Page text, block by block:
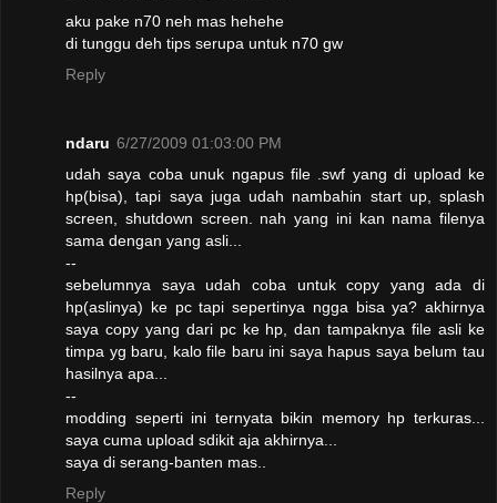
aku pake n70 neh mas hehehe
di tunggu deh tips serupa untuk n70 gw
Reply
ndaru 6/27/2009 01:03:00 PM
udah saya coba unuk ngapus file .swf yang di upload ke
hp(bisa), tapi saya juga udah nambahin start up, splash
screen, shutdown screen. nah yang ini kan nama filenya
sama dengan yang asli...
--
sebelumnya saya udah coba untuk copy yang ada di
hp(aslinya) ke pc tapi sepertinya ngga bisa ya? akhirnya
saya copy yang dari pc ke hp, dan tampaknya file asli ke
timpa yg baru, kalo file baru ini saya hapus saya belum tau
hasilnya apa...
--
modding seperti ini ternyata bikin memory hp terkuras...
saya cuma upload sdikit aja akhirnya...
saya di serang-banten mas..
Reply